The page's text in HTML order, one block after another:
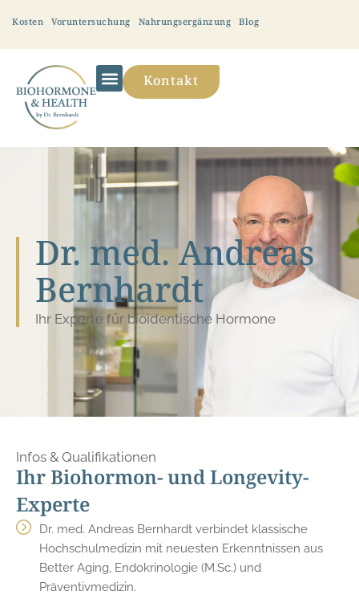
Kosten Voruntersuchung Nahrungsergänzung Blog
Kontakt
Dr. med. Andreas
Bernhardt
Ihr Experte für bioidentische Hormone
Infos & Qualifikationen
Ihr Biohormon- und Longevity-
Experte
Dr. med. Andreas Bernhardt verbindet klassische
Hochschulmedizin mit neuesten Erkenntnissen aus
Better Aging, Endokrinologie (M.Sc.) und
Präventivmedizin.